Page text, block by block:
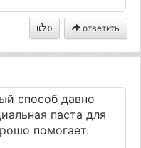
0 ответить
способ давно
паста для
помогает.